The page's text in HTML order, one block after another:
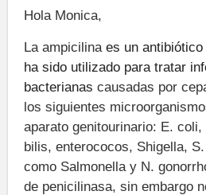
Hola Monica,
La ampicilina es un
ha sido utilizado para tratar
bacterianas causadas por
los siguientes
aparato genitourinario: E.
bilis, enterococos, Shigella,
como Sal­monella y N.
de penicilinasa, sin embargo